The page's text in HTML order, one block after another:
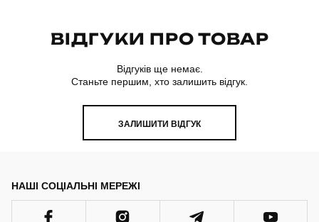
ВІДГУКИ ПРО ТОВАР
Відгуків ще немає.
Станьте першим, хто залишить відгук.
ЗАЛИШИТИ ВІДГУК
НАШІ СОЦІАЛЬНІ МЕРЕЖІ